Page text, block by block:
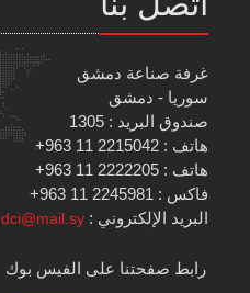
غرفة صناعة دمشق
سوريا - دمشق
صندوق البريد : 1305
هاتف : 2215042 11 963+
هاتف : 2222205 11 963+
فاكس : 2245981 11 963+
البريد الإلكتروني :dci@mail.sy
رابط صفحتنا على الفيس بوك